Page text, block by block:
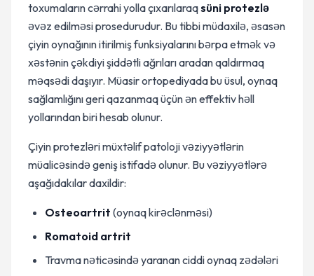
toxumaların cərrahi yolla çıxarılaraqsüni protezlə
əvəz edilməsi prosedurudur. Bu tibbi müdaxilə, əsasən
çiyin oynağının itirilmiş funksiyalarını bərpa etmək və
xəstənin çəkdiyi şiddətli ağrıları aradan qaldırmaq
məqsədi daşıyır. Müasir ortopediyada bu üsul, oynaq
sağlamlığını geri qazanmaq üçün ən effektiv həll
yollarından biri hesab olunur.
Çiyin protezləri müxtəlif patoloji vəziyyətlərin
müalicəsində geniş istifadə olunur. Bu vəziyyətlərə
aşağıdakılar daxildir:
Osteoartrit (oynaq kirəclənməsi)
Romatoid artrit
Travma nəticəsində yaranan ciddi oynaq zədələri